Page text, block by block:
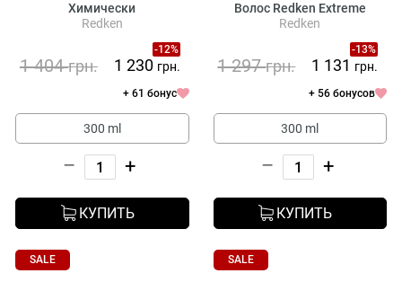
Химически
Поврежденными Волосами
Redken Acidic Bonding
Concentrate Conditioner
Redken
-12%
1 404грн. 1 230 грн.
+ 61 бонус
300 ml
– +
КУПИТЬ
Волос Redken Extreme
Length Conditioner
Redken
-13%
1 297грн. 1 131 грн.
+ 56 бонусов
300 ml
– +
КУПИТЬ
SALE SALE